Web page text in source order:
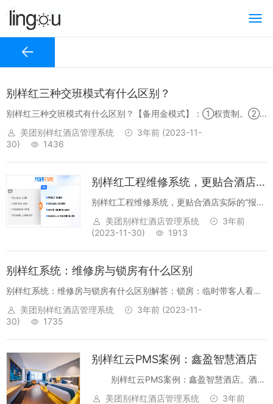
别样红三种交班模式有什么区别？
别样红三种交班模式有什么区别？【备用金模式】：①权责制。②
前台存放固定的备用金金额（无需录入系统），根据“SY01 交班报表
（权责制）”中的“现金交款”金额进行交班，正数交给财务，负数财务
美团别样红酒店管理系统 3年前 (2023-11-
30)
1436
别样红工程维修系统，更贴合酒店实际的“报修神器”
别样红工程维修系统，更贴合酒店实际的“报修
神器”使用前报修方式相对传统，定位问题难任
务跨部门反复流转，维修效率低任务完成情况
法指导酒店运营决策使用后报修信息线上...
美团别样红酒店管理系统
3年前
(2023-11-30)
1913
别样红系统：维修房与锁房有什么区别
别样红系统：维修房与锁房有什么区别解答：锁房：临时带客人看
房，上锁让前台同事了解一下，不要同时将房间开给其他客人入住；
锁房不影响可售数，不影响出租率；维修房：房屋需要维修的时候进
美团别样红酒店管理系统 3年前 (2023-11-
30)
1735
别样红云PMS案例：鑫盈智慧酒店
别样红云PMS案例：鑫盈智慧酒店。酒店
位于云南省普洱市思茅区南部区，相邻高铁
美团别样红酒店管理系统
3年前